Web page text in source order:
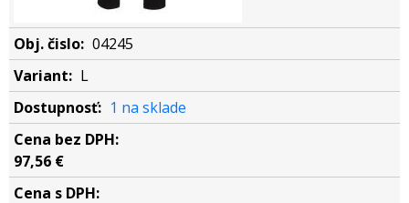
04245
L
1 na sklade
97,56 €